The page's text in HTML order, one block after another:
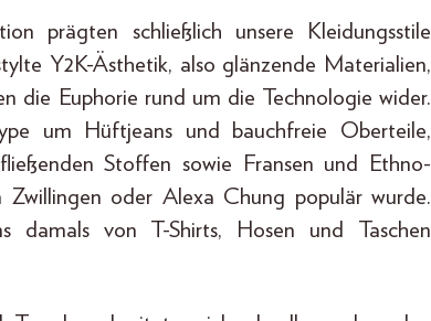
prägten schließlich unsere Kleidungsstile
Y2K-Ästhetik, also glänzende Materialien,
die Euphorie rund um die Technologie wider.
um Hüftjeans und bauchfreie Oberteile,
Stoffen sowie Fransen und Ethno-
oder Alexa Chung populär wurde.
von T-Shirts, Hosen und Taschen